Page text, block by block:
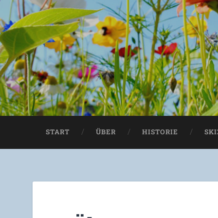
START ÜBER HISTORIE